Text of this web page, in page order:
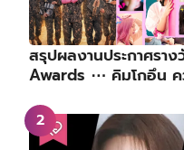
สรุปผลงานประกาศรา
Awards ⋯ คิมโกอึน ค